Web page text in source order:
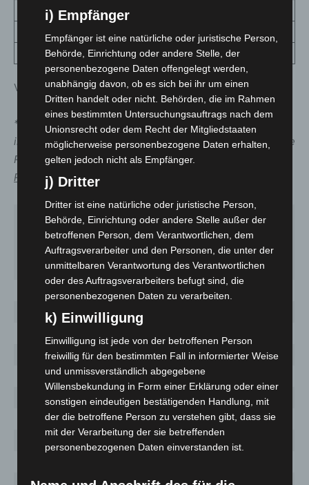
70 – 79 Jahre
80+ Jahre
2699
keine Angaben
416
Verteilung nach Kommunen:
*
Die Inzidenzwerte der einzelnen Kommunen spielen für
in der Corona-Verordnung aufgeführte Regelungen keine
Rolle. Hierfür ist allein der Inzidenzwert
Region Hannovervon Bedeutung.
Kommune
Aktuelle
Fallzahl
Fallzahl
Gesamt
seit
Ausbruch
7-Tage-
Inzidenz
Barsinghausen44
Burgwedel
42 340
106,1
Garbsen
159 2061
Gehrden
17 306
38,6
Hemmingen
21 356
35,8
497
36,4
i) Empfänger
Empfänger ist eine natürliche oder juristische Person,
Behörde, Einrichtung oder andere Stelle, der
personenbezogene Daten offengelegt werden,
unabhängig davon, ob es sich bei ihr um einen
Dritten handelt oder nicht. Behörden, die im Rahmen
eines bestimmten Untersuchungsauftrags nach dem
Unionsrecht oder dem Recht der Mitgliedstaaten
möglicherweise personenbezogene Daten erhalten,
gelten jedoch nicht als Empfänger.
j) Dritter
Dritter ist eine natürliche oder juristische Person,
Behörde, Einrichtung oder andere Stelle außer der
betroffenen Person, dem Verantwortlichen, dem
Auftragsverarbeiter und den Personen, die unter der
unmittelbaren Verantwortung des Verantwortlichen
oder des Auftragsverarbeiters befugt sind, die
personenbezogenen Daten zu verarbeiten.
k) Einwilligung
Einwilligung ist jede von der betroffenen Person
freiwillig für den bestimmten Fall in informierter Weise
und unmissverständlich abgegebene
Willensbekundung in Form einer Erklärung oder einer
sonstigen eindeutigen bestätigenden Handlung, mit
der die betroffene Person zu verstehen gibt, dass sie
mit der Verarbeitung der sie betreffenden
personenbezogenen Daten einverstanden ist.